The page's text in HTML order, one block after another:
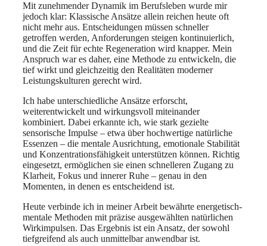
Mit zunehmender Dynamik im Berufsleben wurde mir
jedoch klar: Klassische Ansätze allein reichen heute oft
nicht mehr aus. Entscheidungen müssen schneller
getroffen werden, Anforderungen steigen kontinuierlich,
und die Zeit für echte Regeneration wird knapper. Mein
Anspruch war es daher, eine Methode zu entwickeln, die
tief wirkt und gleichzeitig den Realitäten moderner
Leistungskulturen gerecht wird.
Ich habe unterschiedliche Ansätze erforscht,
weiterentwickelt und wirkungsvoll miteinander
kombiniert. Dabei erkannte ich, wie stark gezielte
sensorische Impulse – etwa über hochwertige natürliche
Essenzen – die mentale Ausrichtung, emotionale Stabilität
und Konzentrationsfähigkeit unterstützen können. Richtig
eingesetzt, ermöglichen sie einen schnelleren Zugang zu
Klarheit, Fokus und innerer Ruhe – genau in den
Momenten, in denen es entscheidend ist.
Heute verbinde ich in meiner Arbeit bewährte energetisch-
mentale Methoden mit präzise ausgewählten natürlichen
Wirkimpulsen. Das Ergebnis ist ein Ansatz, der sowohl
tiefgreifend als auch unmittelbar anwendbar ist.